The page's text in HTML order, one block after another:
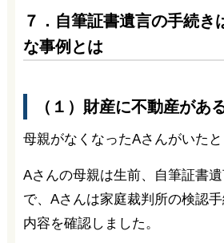
７．自筆証書遺言の手続き
な事例とは
（１）財産に不動産があ
母親がなくなったAさんがいたと
Aさんの母親は生前、自筆証書
で、Aさんは家庭裁判所の検認
内容を確認しました。